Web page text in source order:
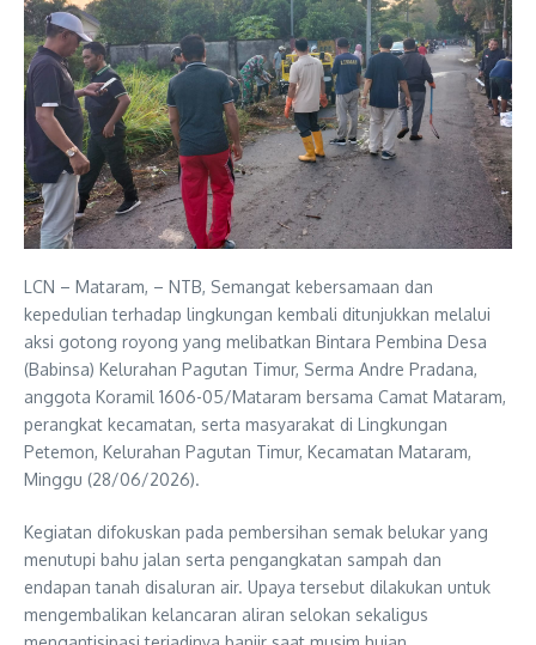
LCN – Mataram, – NTB, Semangat kebersamaan dan
kepedulian terhadap lingkungan kembali ditunjukkan melalui
aksi gotong royong yang melibatkan Bintara Pembina Desa
(Babinsa) Kelurahan Pagutan Timur, Serma Andre Pradana,
anggota Koramil 1606-05/Mataram bersama Camat Mataram,
perangkat kecamatan, serta masyarakat di Lingkungan
Petemon, Kelurahan Pagutan Timur, Kecamatan Mataram,
Minggu (28/06/2026).
Kegiatan difokuskan pada pembersihan semak belukar yang
menutupi bahu jalan serta pengangkatan sampah dan
endapan tanah disaluran air. Upaya tersebut dilakukan untuk
mengembalikan kelancaran aliran selokan sekaligus